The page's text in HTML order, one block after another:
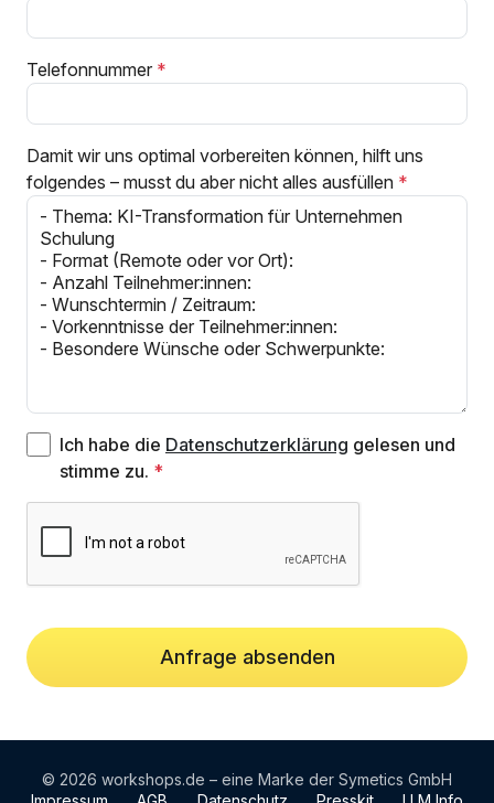
Telefonnummer
Damit wir uns optimal vorbereiten können, hilft uns
folgendes – musst du aber nicht alles ausfüllen
Ich habe die Datenschutzerklärung gelesen und
stimme zu.
Anfrage absenden
© 2026 workshops.de – eine Marke der Symetics GmbH